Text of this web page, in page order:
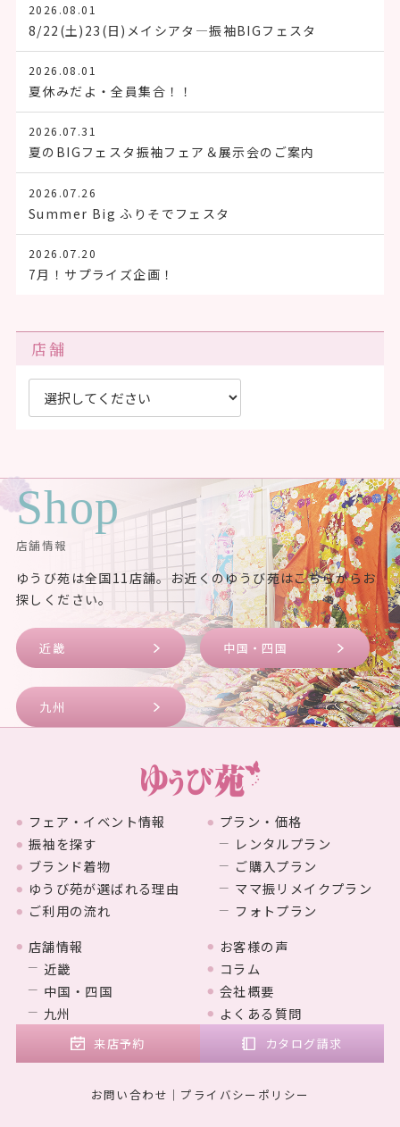
2026.08.01
8/22(土)23(日)メイシアタ―振袖BIGフェスタ
2026.08.01
夏休みだよ・全員集合！！
2026.07.31
夏のBIGフェスタ振袖フェア＆展示会のご案内
2026.07.26
Summer Big ふりそでフェスタ
2026.07.20
7月！サプライズ企画！
店舗
Shop
店舗情報
ゆうび苑は全国11店舗。お近くのゆうび苑はこちらからお
探しください。
近畿 中国・四国
九州
フェア・イベント情報
振袖を探す
ブランド着物
ゆうび苑が選ばれる理由
ご利用の流れ
プラン・価格
レンタルプラン
ご購入プラン
ママ振リメイクプラン
フォトプラン
店舗情報
近畿
中国・四国
九州
お客様の声
コラム
会社概要
よくある質問
来店予約 カタログ請求
お問い合わせ プライバシーポリシー